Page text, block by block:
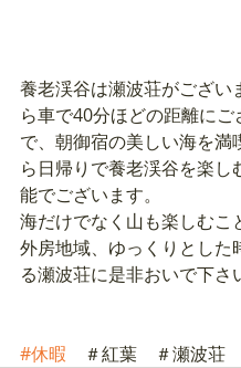
養老渓谷は瀬波荘がござい
ら車で40分ほどの距離にご
で、朝御宿の美しい海を満
ら日帰りで養老渓谷を楽し
能でございます。
海だけでなく山も楽しむこ
外房地域、ゆっくりとした
る瀬波荘に是非おいで下さ
#休暇 ＃紅葉　＃瀬波荘